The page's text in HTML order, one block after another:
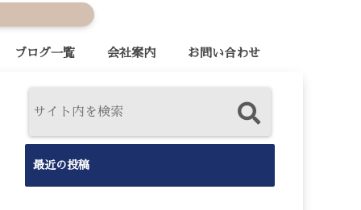
ブログ一覧 会社案内 お問い合わせ
最近の投稿